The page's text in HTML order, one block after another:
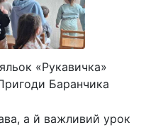
«Рукавичка»
Баранчика
а й важливий урок